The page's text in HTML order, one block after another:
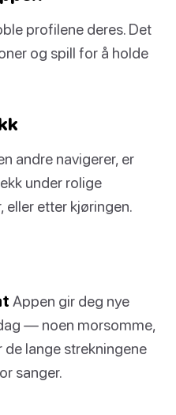
profilene deres. Det
og spill for å holde
andre navigerer, er
under rolige
eller etter kjøringen.
Appen gir deg nye
— noen morsomme,
lange strekningene
sanger.